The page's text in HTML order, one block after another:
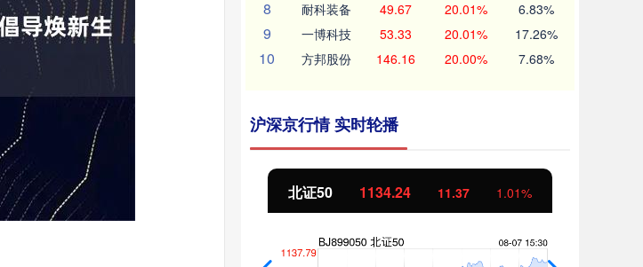
8 耐科装备 49.67 20.01% 6.83%
9 一博科技 53.33 20.01% 17.26%
10 方邦股份 146.16 20.00% 7.68%
沪深京行情 实时轮播
4694.44 北证50 1134.24 11.37 1.01%